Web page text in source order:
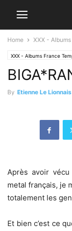
Home XXX -
XXX - Albums France
By Etienne Le Lionnais
Après avoir
metal français, je
totalement les
Et bien c’est ce